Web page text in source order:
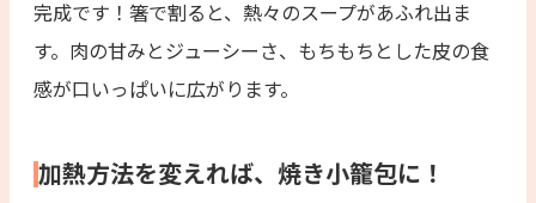
完成です！箸で割ると、熱々のスープがあふれ出ま
す。肉の甘みとジューシーさ、もちもちとした皮の食
感が口いっぱいに広がります。
加熱方法を変えれば、焼き小籠包に！